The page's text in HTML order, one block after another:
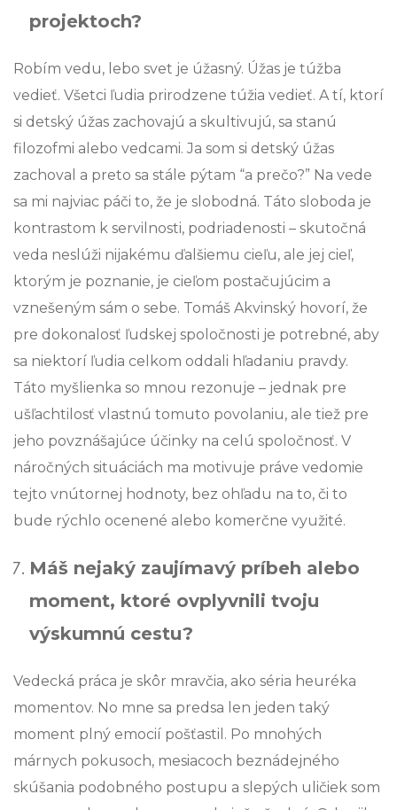
projektoch?
Robím vedu, lebo svet je úžasný. Úžas je túžba
vedieť. Všetci ľudia prirodzene túžia vedieť. A tí, ktorí
si detský úžas zachovajú a skultivujú, sa stanú
filozofmi alebo vedcami. Ja som si detský úžas
zachoval a preto sa stále pýtam “a prečo?” Na vede
sa mi najviac páči to, že je slobodná. Táto sloboda je
kontrastom k servilnosti, podriadenosti – skutočná
veda neslúži nijakému ďalšiemu cieľu, ale jej cieľ,
ktorým je poznanie, je cieľom postačujúcim a
vznešeným sám o sebe. Tomáš Akvinský hovorí, že
pre dokonalosť ľudskej spoločnosti je potrebné, aby
sa niektorí ľudia celkom oddali hľadaniu pravdy.
Táto myšlienka so mnou rezonuje – jednak pre
ušľachtilosť vlastnú tomuto povolaniu, ale tiež pre
jeho povznášajúce účinky na celú spoločnosť. V
náročných situáciách ma motivuje práve vedomie
tejto vnútornej hodnoty, bez ohľadu na to, či to
bude rýchlo ocenené alebo komerčne využité.
Máš nejaký zaujímavý príbeh alebo
moment, ktoré ovplyvnili tvoju
výskumnú cestu?
Vedecká práca je skôr mravčia, ako séria heuréka
momentov. No mne sa predsa len jeden taký
moment plný emocií pošťastil. Po mnohých
márnych pokusoch, mesiacoch beznádejného
skúšania podobného postupu a slepých uličiek som